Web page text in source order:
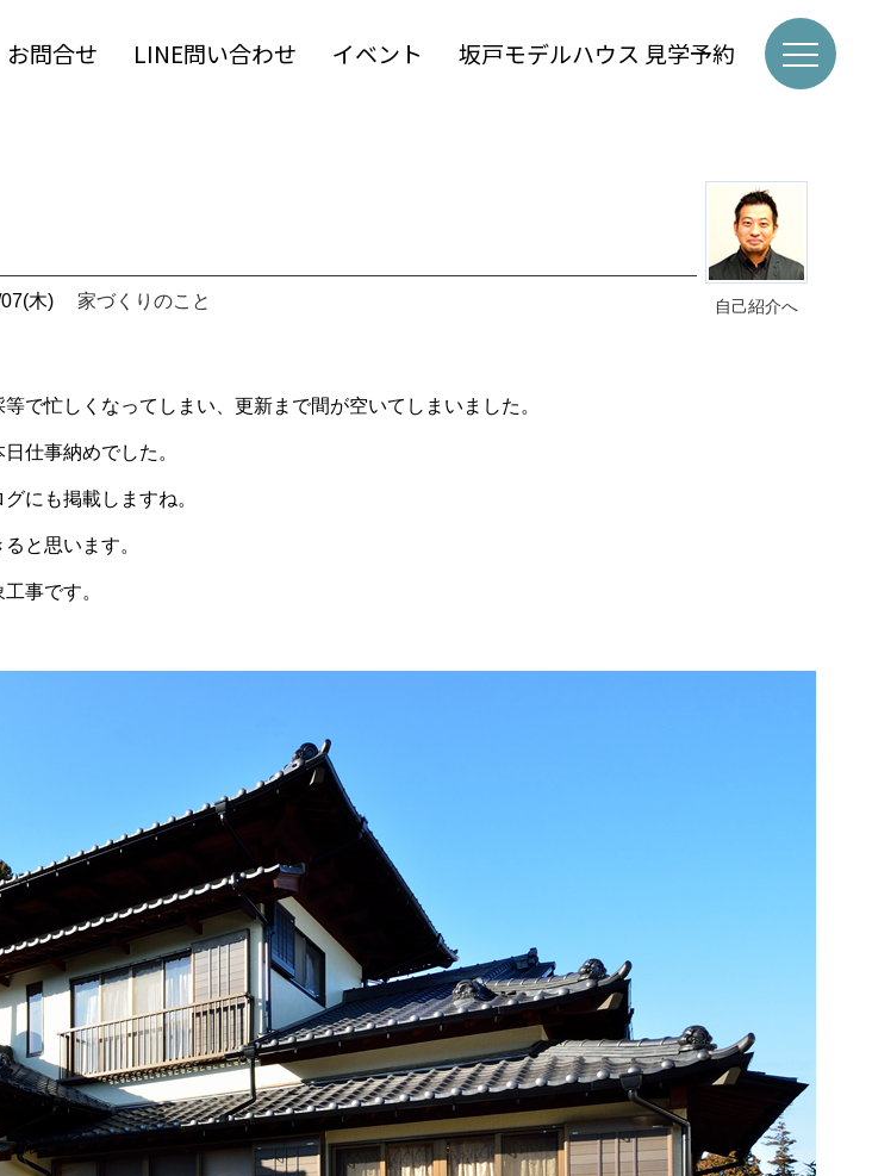
お問合せ LINE問い合わせ イベント 坂戸モデルハウス 見学予約
自己紹介へ
木) 家づくりのこと
で忙しくなってしまい、更新まで間が空いてしまいました。
仕事納めでした。
にも掲載しま すね。
と思います。
事です。